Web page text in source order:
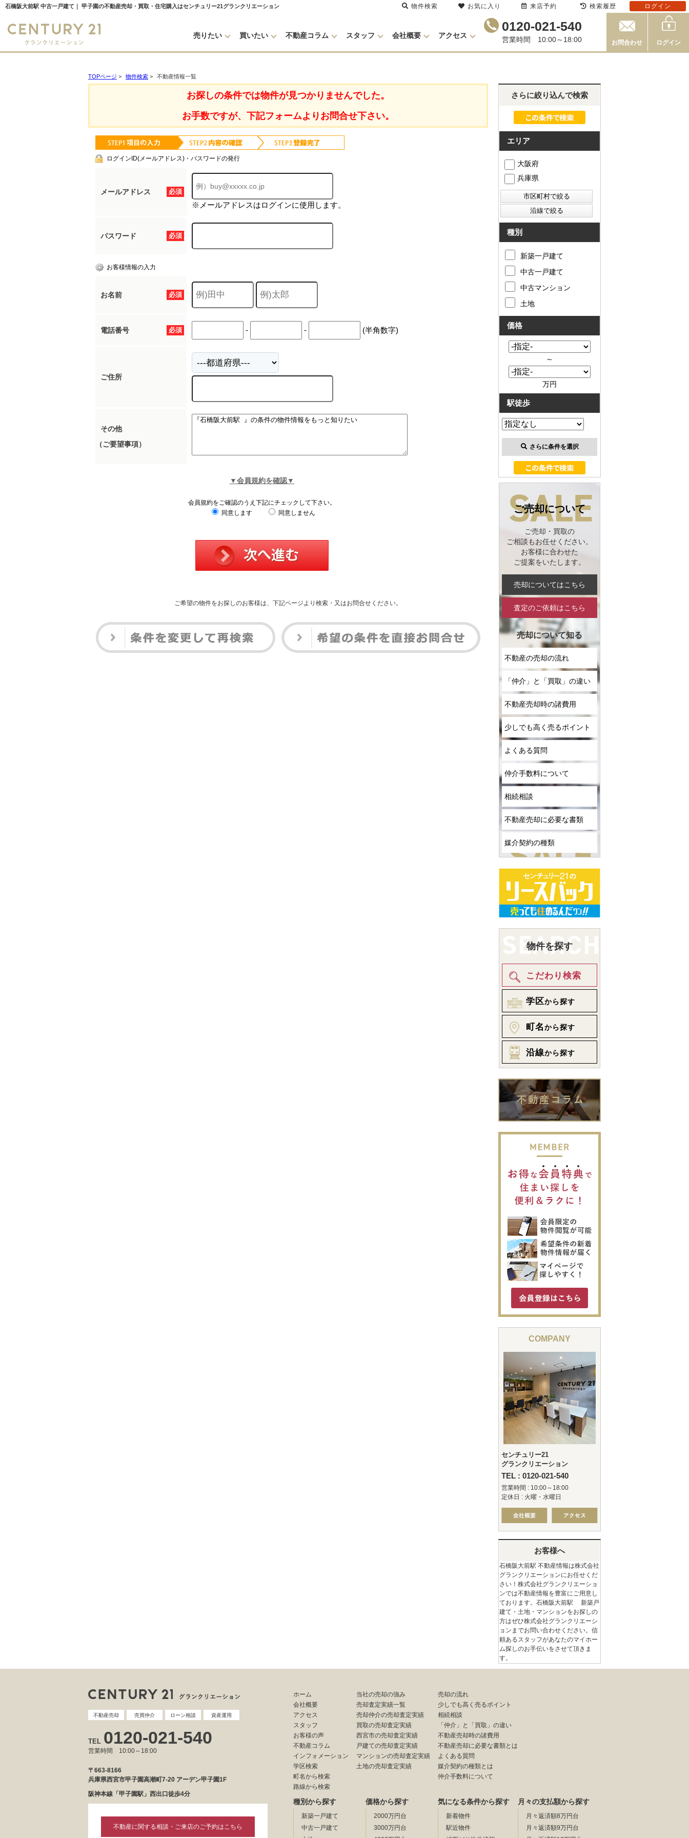
石橋阪大前駅 中古一戸建て｜ 甲子園の不動産売却・買取・住宅購入はセンチュリー21グランクリエーション
売りたい 買いたい 不動産コラム スタッフ 会社概要 アクセス
0120-021-540
営業時間 10:00～18:00 お問合わせ ログイン
TOPページ > 物件検索 > 不動産情報一覧
お探しの条件では物件が見つかりませんでした。
お手数ですが、下記フォームよりお問合せ下さい。
ログインID(メールアドレス)・パスワードの発行
必須
メールアドレス
※メールアドレスはログインに使用します。
必須
パスワード
お客様情報の入力
必須
お名前
必須
電話番号 - - (半角数字)
ご住所
その他
（ご要望事項）
▼会員規約を確認▼
会員規約をご確認のうえ下記にチェックして下さい。
同意します
同意しません
ご希望の物件をお探しのお客様は、下記ページより検索・又はお問合せください。
さらに絞り込んで検索
エリア
大阪府
兵庫県
種別
新築一戸建て
中古一戸建て
中古マンション
土地
価格
～
万円
駅徒歩
さらに条件を選択
ご売却について
ご売却・買取の
ご相談もお任せください。
お客様に合わせた
ご提案をいたします。
売却についてはこちら
査定のご依頼はこちら
売却について知る
不動産の売却の流れ
「仲介」と「買取」の違い
不動産売却時の諸費用
少しでも高く売るポイント
よくある質問
仲介手数料について
相続相談
不動産売却に必要な書類
媒介契約の種類
物件を探す
こだわり検索
学区から探す
町名から探す
沿線から探す
COMPANY
センチュリー21
グランクリエーション
TEL : 0120-021-540
営業時間 : 10:00～18:00
定休日 : 火曜・水曜日
お客様へ
石橋阪大前駅 不動産情報は株式会社
グランクリエーションにお任せくだ
さい！株式会社グランクリエーショ
ンでは不動産情報を豊富にご用意し
ております。石橋阪大前駅 新築戸
建て・土地・マンションをお探しの
方はぜひ株式会社グランクリエーシ
ョンまでお問い合わせください。信
頼あるスタッフがあなたのマイホー
ム探しのお手伝いをさせて頂きま
す。
不動産売却 売買仲介 ローン相談 資産運用
TEL 0120-021-540
営業時間 10:00～18:00
〒663-8166
兵庫県西宮市甲子園高潮町7-20 アーデン甲子園1F
阪神本線「甲子園駅」西出口徒歩4分
不動産に関する相談・ご来店のご予約はこちら
ホーム
会社概要
アクセス
スタッフ
お客様の声
不動産コラム
インフォメーション
学区検索
町名から検索
路線から検索
当社の売却の強み
売却査定実績一覧
売却仲介の売却査定実績
買取の売却査定実績
西宮市の売却査定実績
戸建ての売却査定実績
マンションの売却査定実績
土地の売却査定実績
売却の流れ
少しでも高く売るポイント
相続相談
「仲介」と「買取」の違い
不動産売却時の諸費用
不動産売却に必要な書類とは
よくある質問
媒介契約の種類とは
仲介手数料について
種別から探す
新築一戸建て
中古一戸建て
価格から探す
2000万円台
3000万円台
気になる条件から探す
新着物件
駅近物件
月々の支払額から探す
月々返済額8万円台
月々返済額9万円台
物件検索 お気に入り 来店予約 検索履歴 ログイン